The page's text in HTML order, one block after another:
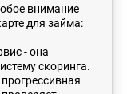
внимание
для займа:
- она
скоринга.